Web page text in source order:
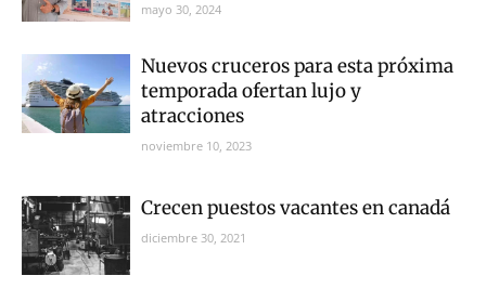
mayo 30, 2024
Nuevos cruceros para esta próxima
temporada ofertan lujo y
atracciones
noviembre 10, 2023
Crecen puestos vacantes en canadá
diciembre 30, 2021